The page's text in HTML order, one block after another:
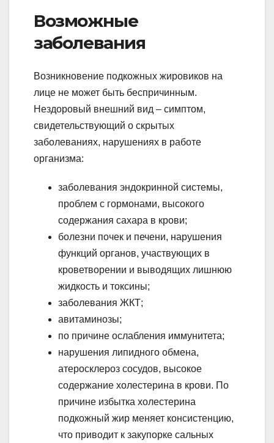
Возможные
заболевания
Возникновение подкожных жировиков на
лице не может быть беспричинным.
Нездоровый внешний вид – симптом,
свидетельствующий о скрытых
заболеваниях, нарушениях в работе
организма:
заболевания эндокринной системы,
проблем с гормонами, высокого
содержания сахара в крови;
болезни почек и печени, нарушения
функций органов, участвующих в
кроветворении и выводящих лишнюю
жидкость и токсины;
заболевания ЖКТ;
авитаминозы;
по причине ослабления иммунитета;
нарушения липидного обмена,
атеросклероз сосудов, высокое
содержание холестерина в крови. По
причине избытка холестерина
подкожный жир меняет консистенцию,
что приводит к закупорке сальных